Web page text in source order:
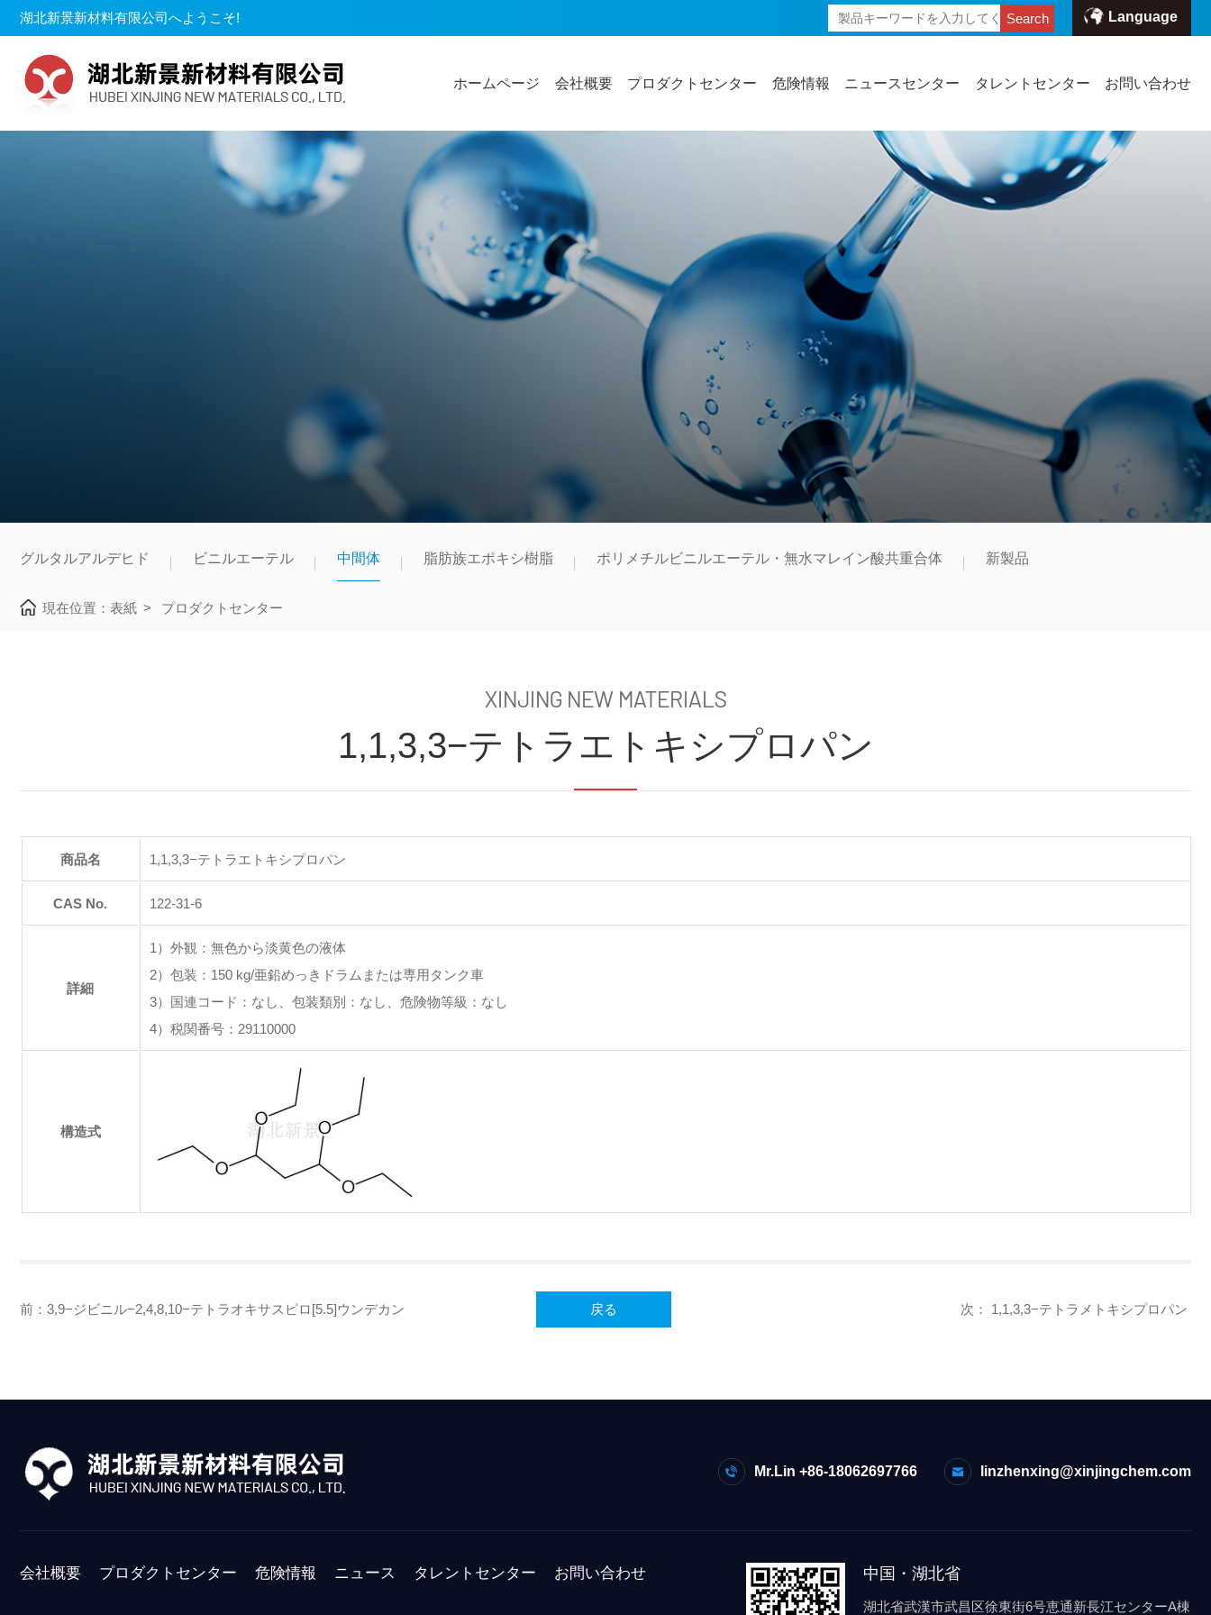
湖北新景新材料有限公司へようこそ! Search Language
ホームページ 会社概要 プロダクトセンター 危険情報 ニュースセンター タレントセンター お問い合わせ
グルタルアルデヒド ビニルエーテル 中間体 脂肪族エポキシ樹脂 ポリメチルビニルエーテル・無水マレイン酸共重合体 新製品
現在位置： 表紙 > プロダクトセンター
XINJING NEW MATERIALS
1,1,3,3−テトラエトキシプロパン
商品名 1,1,3,3−テトラエトキシプロパン
CAS No. 122-31-6
詳細
1）外観：無色から淡黄色の液体
2）包装：150 kg/亜鉛めっきドラムまたは専用タンク車
3）国連コード：なし、包装類別：なし、危険物等級：なし
4）税関番号：29110000
構造式
前： 3,9−ジビニル−2,4,8,10−テトラオキサスピロ[5.5]ウンデカン 戻る 次： 1,1,3,3−テトラメトキシプロパン
Mr.Lin +86-18062697766 linzhenxing@xinjingchem.com
会社概要 プロダクトセンター 危険情報 ニュース タレントセンター お問い合わせ 中国・湖北省
湖北省武漢市武昌区徐東街6号恵通新長江センターA棟